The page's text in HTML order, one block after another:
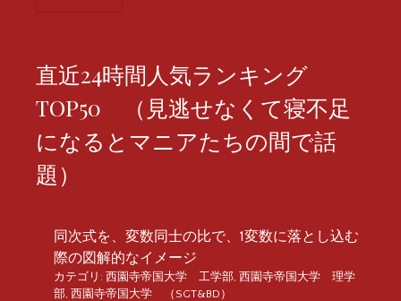
直近24時間人気ランキング
TOP50 （見逃せなくて寝不足
になるとマニアたちの間で話
題）
同次式を、変数同士の比で、1変数に落とし込む
際の図解的なイメージ
カテゴリ: 西園寺帝国大学 工学部 西園寺帝国大学 理学
部 西園寺帝国大学 （SGT&BD）